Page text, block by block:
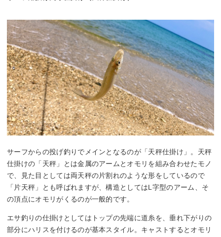
サーフからの投げ釣りでメインとなるのが「天秤仕掛け」。天秤
仕掛けの「天秤」とは金属のアームとオモリを組み合わせたモノ
で、見た目としては両天秤の片割れのような形をしているので
「片天秤」とも呼ばれますが、構造としてはL字型のアーム、そ
の頂点にオモリがくるのが一般的です。
エサ釣りの仕掛けとしてはトップの先端に道糸を、垂れ下がりの
部分にハリスを付けるのが基本スタイル。キャストするとオモリ